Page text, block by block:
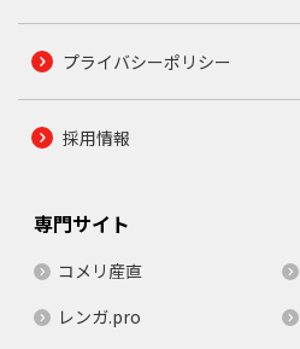
プライバシーポリシー
採用情報
専門サイト
コメリ産直
レンガ.pro